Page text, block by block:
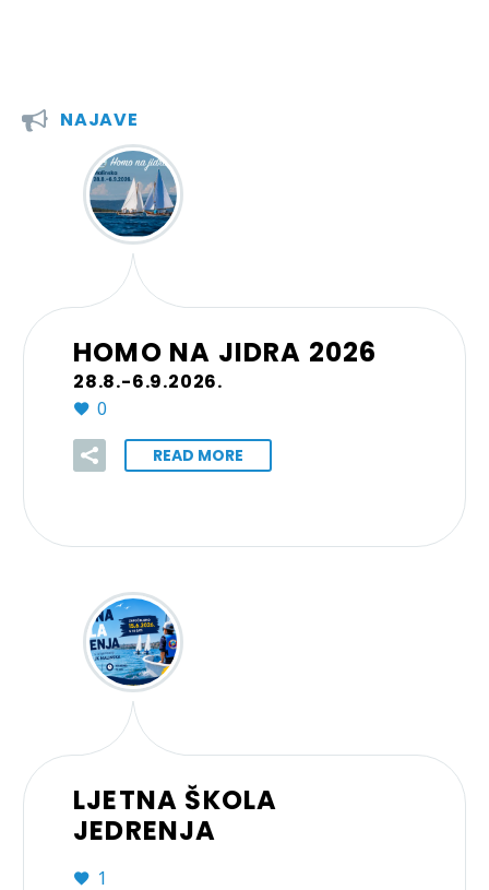

 NAJAVE
HOMO NA JIDRA 2026
28.8.-6.9.2026.
0
READ MORE
LJETNA ŠKOLA
JEDRENJA
1